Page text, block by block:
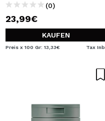
(0)
23,99€
KAUFEN
Preis x 100 Gr: 13,33€ Tax Inb.